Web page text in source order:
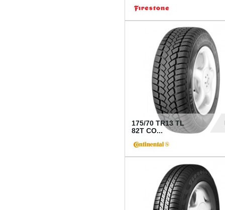
175/70 TR13 TL
82T CO...